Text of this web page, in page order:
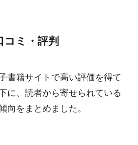
コミ・評判
書籍サイトで高い評価を得て
に、読者から寄せられている
向をまとめました。